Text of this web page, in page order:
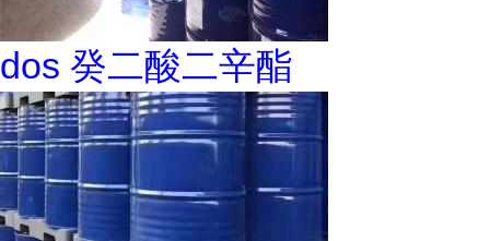
dos 癸二酸二辛酯